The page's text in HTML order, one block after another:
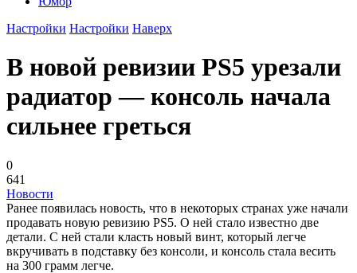
Настройки Настройки Наверх
В новой ревизии PS5 урезали
радиатор — консоль начала
сильнее греться
0
641
Новости
Ранее появилась новость, что в некоторых странах уже начали
продавать новую ревизию PS5. О ней стало известно две
детали. С ней стали класть новый винт, который легче
вкручивать в подставку без консоли, и консоль стала весить
на 300 грамм легче.